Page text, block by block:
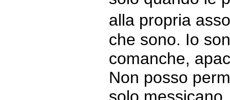
alla propria
che sono. Io
comanche,
Non posso